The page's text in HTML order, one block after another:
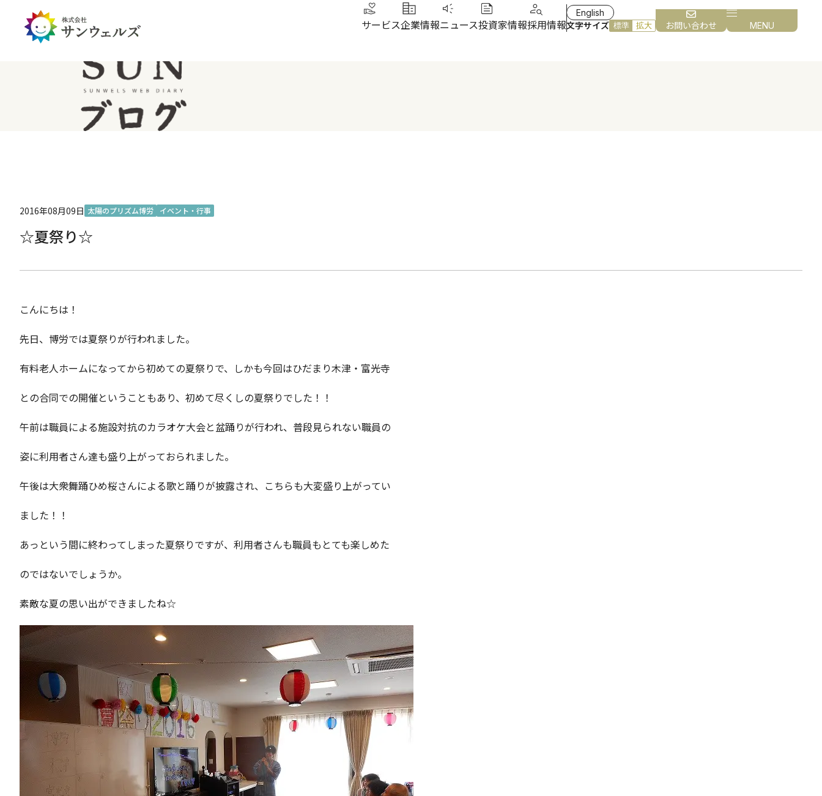
サービス
全国 PDハウス
北陸 介護生活のアイテム
企業情報
企業情報トップ
サステナビリティ
ニュース投資家情報
投資家情報トップ
経営情報
採用情報
English
文字サイズ 標準 拡大 お問い合わせ MENU
2016年08月09日 太陽のプリズム博労 イベント・行事
☆夏祭り☆
こんにちは！
先日、博労では夏祭りが行われました。
有料老人ホームになってから初めての夏祭りで、しかも今回はひだまり木津・富光寺
との合同での開催ということもあり、初めて尽くしの夏祭りでした！！
午前は職員による施設対抗のカラオケ大会と盆踊りが行われ、普段見られない職員の
姿に利用者さん達も盛り上がっておられました。
午後は大衆舞踊ひめ桜さんによる歌と踊りが披露され、こちらも大変盛り上がってい
ました！！
あっという間に終わってしまった夏祭りですが、利用者さんも職員もとても楽しめた
のではないでしょうか。
素敵な夏の思い出ができましたね☆